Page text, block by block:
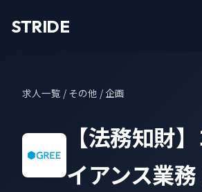
STRIDE
求人一覧 / その他 / 企画
【法務知財
イアンス業